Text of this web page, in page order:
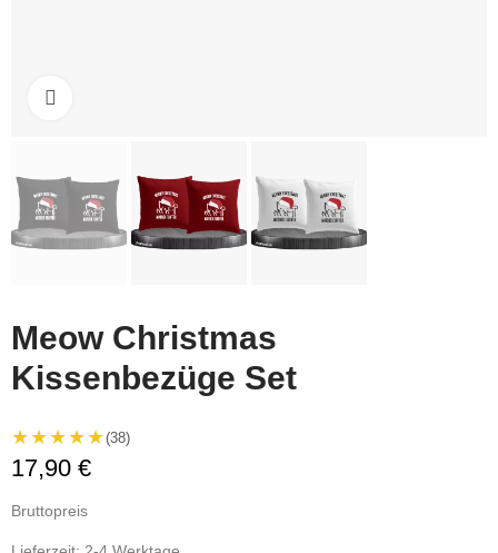
Meow Christmas
Kissenbezüge Set
★★★★★(38)
17,90 €
Bruttopreis